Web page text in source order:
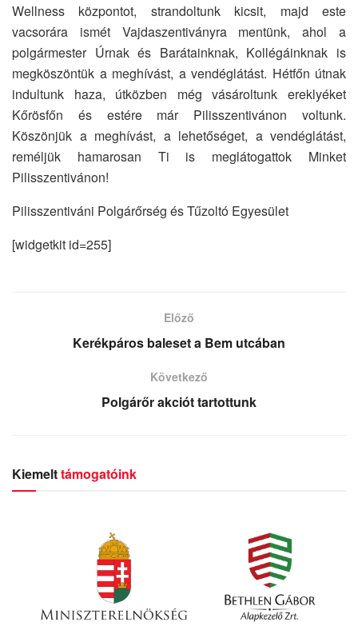
Wellness központot, strandoltunk kicsit, majd este
vacsorára ismét Vajdaszentiványra mentünk, ahol a
polgármester Úrnak és Barátainknak, Kollégáinknak is
megköszöntük a meghívást, a vendéglátást. Hétfőn útnak
indultunk haza, útközben még vásároltunk ereklyéket
Kőrösfőn és estére már Pilisszentivánon voltunk.
Köszönjük a meghívást, a lehetőséget, a vendéglátást,
reméljük hamarosan Ti is meglátogattok Minket
Pilisszentivánon!
Pilisszentiváni Polgárőrség és Tűzoltó Egyesület
[widgetkit id=255]
Előző
Kerékpáros baleset a Bem utcában
Következő
Polgárőr akciót tartottunk
Kiemelttámogatóink